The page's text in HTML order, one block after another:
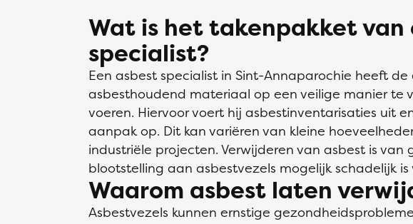
Wat is het takenpakket van
specialist?
Een asbest specialist in Sint-Annaparochie heeft de
asbesthoudend materiaal op een veilige manier te
voeren. Hiervoor voert hij asbestinventarisaties uit
aanpak op. Dit kan variëren van kleine
industriële projecten. Verwijderen van asbest is
blootstelling aan asbestvezels mogelijk schadelijk
Waarom asbest laten
Asbestvezels kunnen ernstige